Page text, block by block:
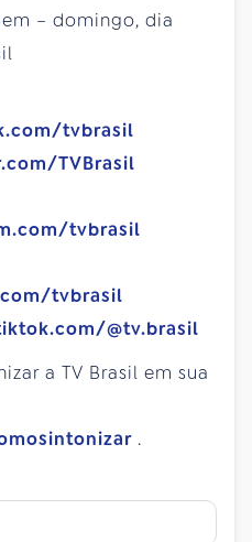
– domingo, dia
tvbrasil
TVBrasil
tvbrasil
tvbrasil
@tv.brasil
a TV Brasil em sua
.